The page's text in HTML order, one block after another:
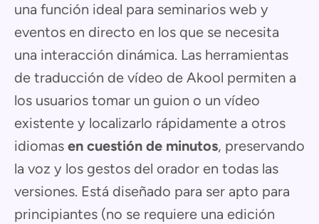
una función ideal para seminarios web y
eventos en directo en los que se necesita
una interacción dinámica. Las herramientas
de traducción de vídeo de Akool permiten a
los usuarios tomar un guion o un vídeo
existente y localizarlo rápidamente a otros
idiomas en cuestión de minutos, preservando
la voz y los gestos del orador en todas las
versiones. Está diseñado para ser apto para
principiantes (no se requiere una edición